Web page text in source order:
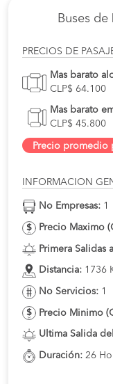
Buses de
PRECIOS DE
Mas barato
CLP$ 64.100
Mas barato
CLP$ 45.800
Precio promedio
INFORMACION
No Empresas: 1
Precio Maximo
Primera Salidas
Distancia: 1736
No Servicios: 1
Precio Minimo
Ultima Salida
Duración: 26